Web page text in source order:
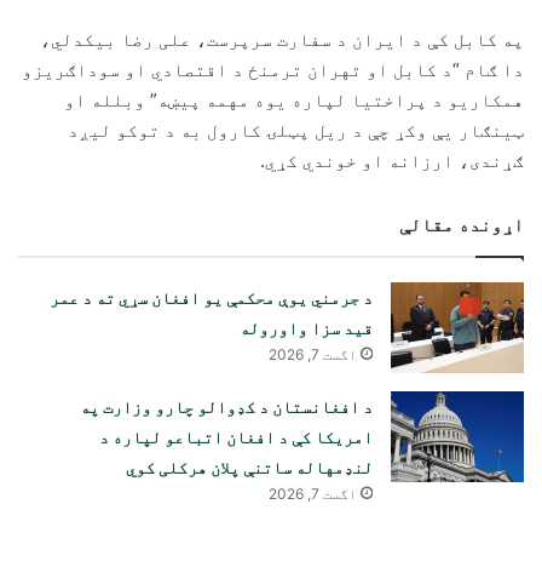
په کابل کې د ایران د سفارت سرپرست، علی رضا بیکدلي،
دا ګام “د کابل او تهران ترمنځ د اقتصادي او سوداګریزو
همکاریو د پراختیا لپاره یوه مهمه پیښه” وبلله او
ټینګار یې وکړ چې د ریل پټلۍ کارول به د توکو لیږد
ګړندی، ارزانه او خوندي کړي.
اړونده مقالې
د جرمني یوې محکمې یو افغان سړي ته د عمر
قید سزا واوروله
اگست 7, 2026
د افغانستان د کډوالو چارو وزارت په
امریکا کې د افغان اتباعو لپاره د
لنډمهاله ساتنې پلان هرکلی کوي
اگست 7, 2026